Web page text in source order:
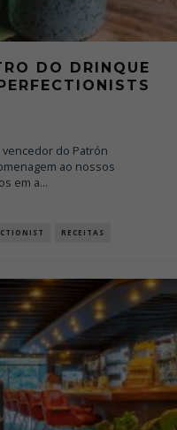
DO DRINQUE
vencedor do Patrón
ao nossos
em a...
RECEITAS